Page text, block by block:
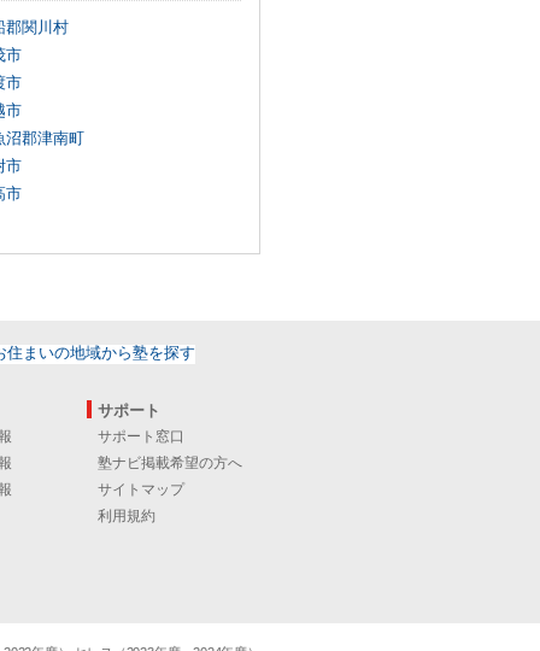
郡関川村
市
市
市
沼郡津南町
市
市
サポート
サポート窓口
塾ナビ掲載希望の方へ
サイトマップ
利用規約